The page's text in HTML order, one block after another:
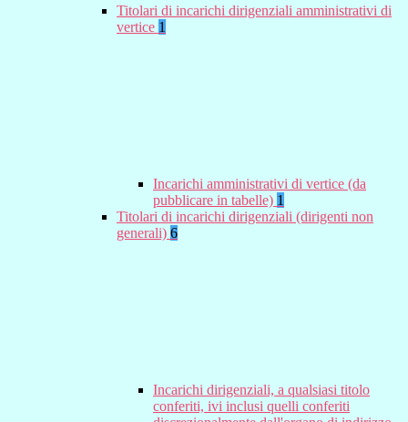
Titolari di incarichi dirigenziali amministrativi di
vertice 1
Incarichi amministrativi di vertice (da
pubblicare in tabelle) 1
Titolari di incarichi dirigenziali (dirigenti non
generali) 6
Incarichi dirigenziali, a qualsiasi titolo
conferiti, ivi inclusi quelli conferiti